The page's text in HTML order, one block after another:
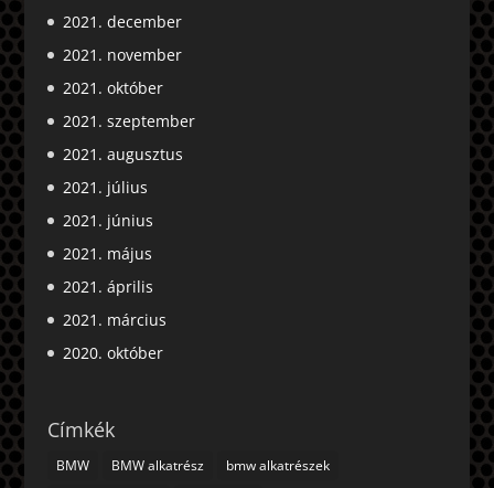
2021. december
2021. november
2021. október
2021. szeptember
2021. augusztus
2021. július
2021. június
2021. május
2021. április
2021. március
2020. október
Címkék
BMW BMW alkatrész bmw alkatrészek